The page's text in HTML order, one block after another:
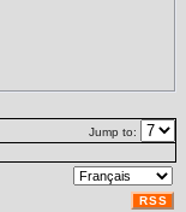
Jump to:
RSS